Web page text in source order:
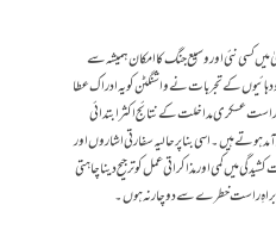
کسی نئی اور وسیع جنگ کا امکان ہمیشہ سے
دہائیوں کے تجربات نے واشنگٹن کو یہ ادراک عطا
عسکری مداخلت کے نتائج اکثر ابتدائی
ہوتے ہیں۔ اسی بنا پر حالیہ سفارتی اشاروں اور
میں کمی اور مذاکراتی عمل کو ترجیح دینا چاہتی
براہِ راست خطرے سے دوچار نہ ہوں۔